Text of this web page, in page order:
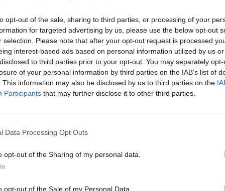
opt-out of the sale, sharing to third parties, or processing of your
for targeted advertising by us, please use the below opt-out
selection. Please note that after your opt-out request is processed
interest-based ads based on personal information utilized by us
to third parties prior to your opt-out. You may separately
of your personal information by third parties on the IAB’s list of
This information may also be disclosed by us to third parties on the
Participants that may further disclose it to other third parties.
Data Processing Opt Outs
opt-out of the Sharing of my personal data.
opt-out of the Sale of my Personal Data.
adott számot ma közzétett második
a Coca-Cola, ami lényegében megfelelt az elemzői
nélküli EPS viszont jobb lett a vártnál. A cég
előtti kereskedésben.
dolláros nyereséget ért el a Coca-Cola 2010 második
2009 azonos időszakához viszonyítva. Ez azonban nagy
Az egyszeri tételek nélküli EPS azonban 1.06 dollárt tett ki,
bevételek szintjén a Coca-Cola ha enyhén is, de...